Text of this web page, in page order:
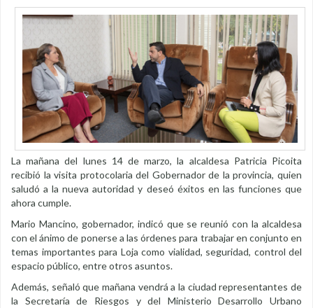
La mañana del lunes 14 de marzo, la alcaldesa Patricia Picoita
recibió la visita protocolaria del Gobernador de la provincia, quien
saludó a la nueva autoridad y deseó éxitos en las funciones que
ahora cumple.
Mario Mancino, gobernador, indicó que se reunió con la alcaldesa
con el ánimo de ponerse a las órdenes para trabajar en conjunto en
temas importantes para Loja como vialidad, seguridad, control del
espacio público, entre otros asuntos.
Además, señaló que mañana vendrá a la ciudad representantes de
la Secretaría de Riesgos y del Ministerio Desarrollo Urbano